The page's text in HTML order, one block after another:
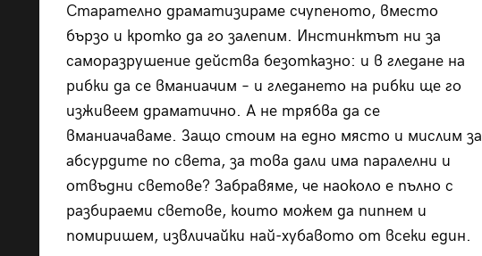
Старателно драматизираме счупеното, вместо
бързо и кротко да го залепим. Инстинктът ни за
саморазрушение действа безотказно: и в гледане на
рибки да се вманиачим – и гледането на рибки ще го
изживеем драматично. А не трябва да се
вманиачаваме. Защо стоим на едно място и мислим за
абсурдите по света, за това дали има паралелни и
отвъдни светове? Забравяме, че наоколо е пълно с
разбираеми светове, които можем да пипнем и
помиришем, извличайки най-хубавото от всеки един.